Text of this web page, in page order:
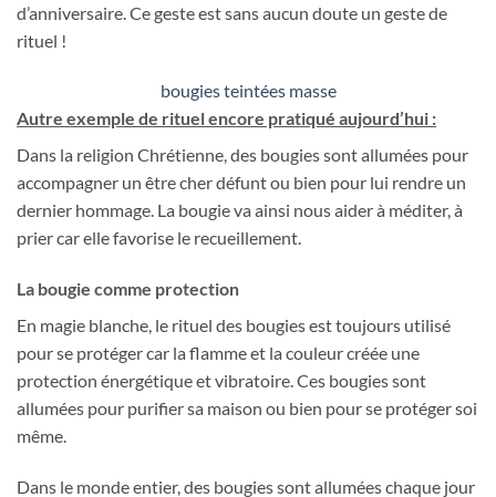
d’anniversaire. Ce geste est sans aucun doute un geste de
rituel !
bougies teintées masse
Autre exemple de rituel encore pratiqué aujourd’hui :
Dans la religion Chrétienne, des bougies sont allumées pour
accompagner un être cher défunt ou bien pour lui rendre un
dernier hommage. La bougie va ainsi nous aider à méditer, à
prier car elle favorise le recueillement.
La bougie comme protection
En magie blanche, le rituel des bougies est toujours utilisé
pour se protéger car la flamme et la couleur créée une
protection énergétique et vibratoire. Ces bougies sont
allumées pour purifier sa maison ou bien pour se protéger soi
même.
Dans le monde entier, des bougies sont allumées chaque jour